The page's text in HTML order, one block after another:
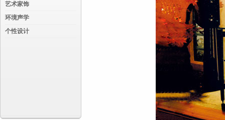
艺术家饰
环境声学
个性设计